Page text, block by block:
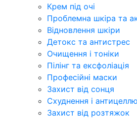
Крем під очі
Проблемна шкіра та
Відновлення шкіри
Детокс та антистрес
Очищення і тоніки
Пілінг та ексфоліація
Професійні маски
Захист від сонця
Схуднення і
Захист від розтяжок